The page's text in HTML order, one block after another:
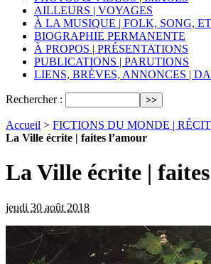
AILLEURS | VOYAGES
À LA MUSIQUE | FOLK, SONG,
BIOGRAPHIE PERMANENTE
À PROPOS | PRÉSENTATIONS
PUBLICATIONS | PARUTIONS
LIENS, BRÈVES, ANNONCES |
Rechercher :
Accueil > FICTIONS DU MONDE |
La Ville écrite | faites l’amour
La Ville écrite |
jeudi 30 août 2018